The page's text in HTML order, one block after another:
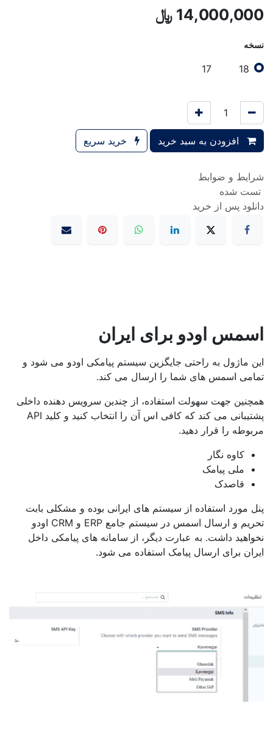
14,000,000 ﷼
نسخه
18
17
افزودن به سبد خرید خرید سریع
شرایط و ضوابط
تست شده
دانلود پس از خرید
اسمس اودو برای ایران
این ماژول به راحتی جایگزین سیستم پیامکی اودو می شود و
تمامی اسمس های شما را ارسال می کند.
همچنین جهت سهولت استفاده، از چندین سرویس دهنده داخلی
پشتیبانی می کند که کافی اس آن را انتخاب کنید و کلید API
مربوطه را قرار دهید.
کاوه نگار
ملی پیامک
قاصدک
پنل مورد استفاده از سیستم های ایرانی بوده و مشکلی بابت
تحریم و ارسال اسمس در سیستم جامع ERP و CRM اودو
نخواهید داشت. به عبارت دیگر، از سامانه های پیامکی داخل
ایران برای ارسال پیامک استفاده می شود.